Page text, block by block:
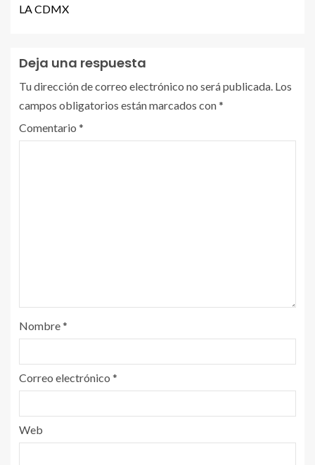
LA CDMX
Deja una respuesta
Tu dirección de correo electrónico no será publicada. Los
campos obligatorios están marcados con*
Comentario *
Nombre*
Correo electrónico *
Web